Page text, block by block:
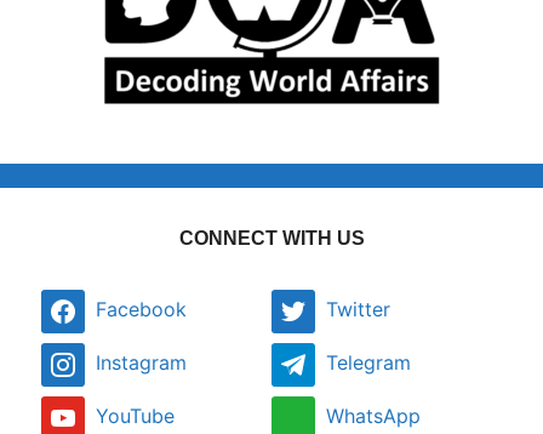
CONNECT WITH US
Facebook Twitter
Instagram Telegram
YouTube WhatsApp